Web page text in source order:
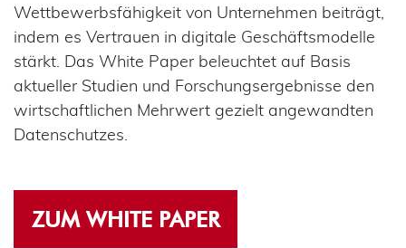
Wettbewerbsfähigkeit von Unternehmen beiträgt,
indem es Vertrauen in digitale Geschäftsmodelle
stärkt. Das White Paper beleuchtet auf Basis
aktueller Studien und Forschungsergebnisse den
wirtschaftlichen Mehrwert gezielt angewandten
Datenschutzes.
ZUM WHITE PAPER